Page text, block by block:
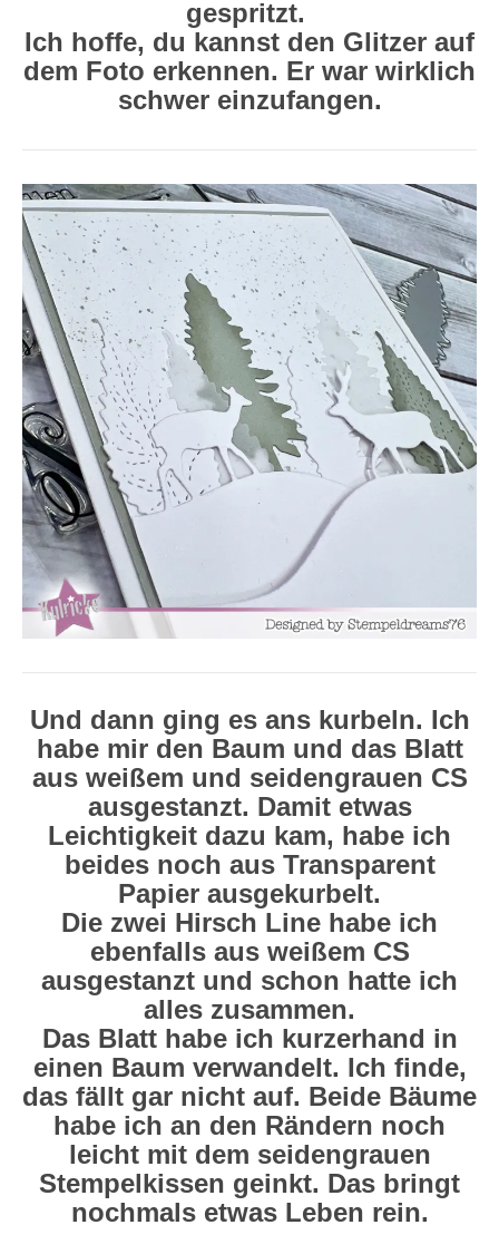
gespritzt.
Ich hoffe, du kannst den Glitzer auf
dem Foto erkennen. Er war wirklich
schwer einzufangen.
Und dann ging es ans kurbeln. Ich
habe mir den Baum und das Blatt
aus weißem und seidengrauen CS
ausgestanzt. Damit etwas
Leichtigkeit dazu kam, habe ich
beides noch aus Transparent
Papier ausgekurbelt.
Die zwei Hirsch Line habe ich
ebenfalls aus weißem CS
ausgestanzt und schon hatte ich
alles zusammen.
Das Blatt habe ich kurzerhand in
einen Baum verwandelt. Ich finde,
das fällt gar nicht auf. Beide Bäume
habe ich an den Rändern noch
leicht mit dem seidengrauen
Stempelkissen geinkt. Das bringt
nochmals etwas Leben rein.